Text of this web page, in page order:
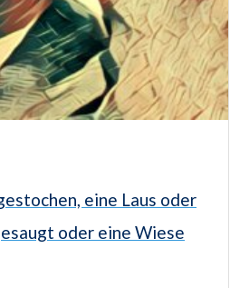
eine Laus oder
oder eine Wiese